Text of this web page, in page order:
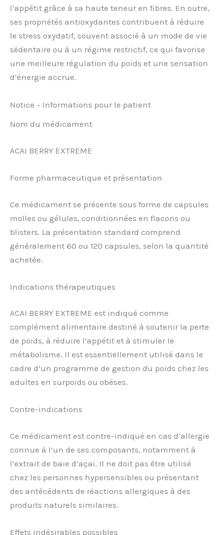
l’appétit grâce à sa haute teneur en fibres. En outre,
ses propriétés antioxydantes contribuent à réduire
le stress oxydatif, souvent associé à un mode de vie
sédentaire ou à un régime restrictif, ce qui favorise
une meilleure régulation du poids et une sensation
d’énergie accrue.
Notice – Informations pour le patient
Nom du médicament
ACAI BERRY EXTREME
Forme pharmaceutique et présentation
Ce médicament se présente sous forme de capsules
molles ou gélules, conditionnées en flacons ou
blisters. La présentation standard comprend
généralement 60 ou 120 capsules, selon la quantité
achetée.
Indications thérapeutiques
ACAI BERRY EXTREME est indiqué comme
complément alimentaire destiné à soutenir la perte
de poids, à réduire l’appétit et à stimuler le
métabolisme. Il est essentiellement utilisé dans le
cadre d’un programme de gestion du poids chez les
adultes en surpoids ou obèses.
Contre-indications
Ce médicament est contre-indiqué en cas d’allergie
connue à l’un de ses composants, notamment à
l’extrait de baie d’açai. Il ne doit pas être utilisé
chez les personnes hypersensibles ou présentant
des antécédents de réactions allergiques à des
produits naturels similaires.
Effets indésirables possibles